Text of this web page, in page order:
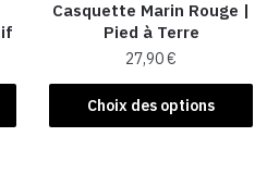
Casquette Marin Rouge |
Pied à Terre
27,90€
Choix des options
Ce
produit